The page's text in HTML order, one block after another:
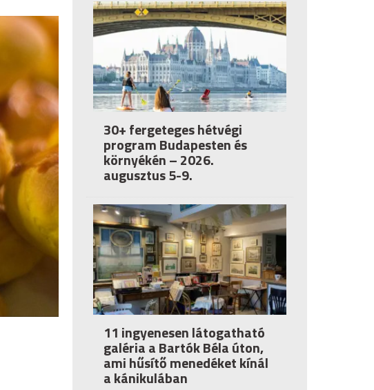
30+ fergeteges hétvégi
program Budapesten és
környékén – 2026.
augusztus 5-9.
11 ingyenesen látogatható
galéria a Bartók Béla úton,
ami hűsítő menedéket kínál
a kánikulában